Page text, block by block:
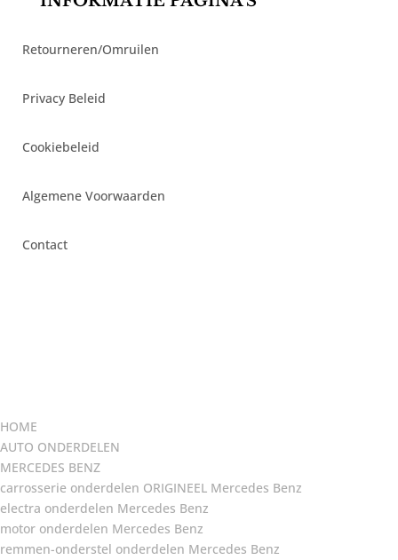
Retourneren/Omruilen
Privacy Beleid
Cookiebeleid
Algemene Voorwaarden
Contact
HOME
AUTO ONDERDELEN
MERCEDES BENZ
carrosserie onderdelen ORIGINEEL Mercedes Benz
electra onderdelen Mercedes Benz
motor onderdelen Mercedes Benz
remmen-onderstel onderdelen Mercedes Benz